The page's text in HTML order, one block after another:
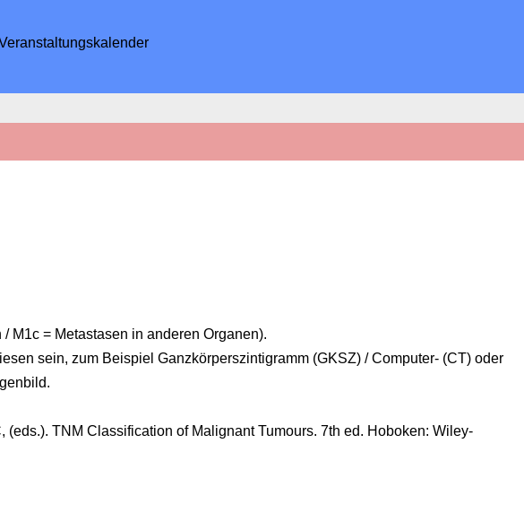
M1c = Metastasen in anderen Organen).
sein, zum Beispiel Ganzkörperszintigramm (GKSZ) / Computer- (CT) oder
TNM Classification of Malignant Tumours. 7th ed. Hoboken: Wiley-